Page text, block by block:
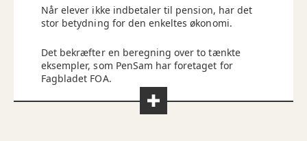
Når elever ikke indbetaler til pension, har det
stor betydning for den enkeltes økonomi.
Det bekræfter en beregning over to tænkte
eksempler, som PenSam har foretaget for
Fagbladet FOA.